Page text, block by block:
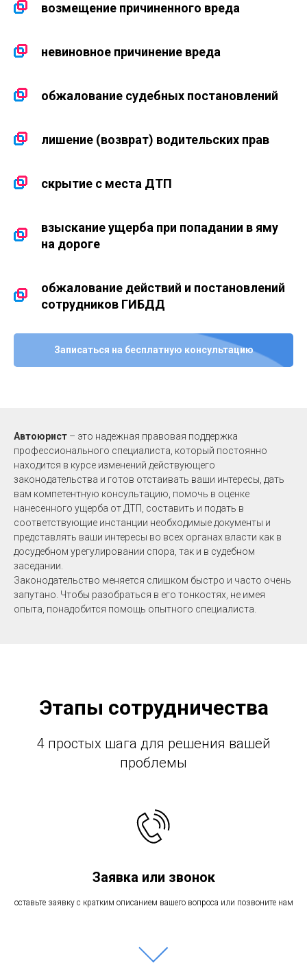
возмещение причиненного вреда
невиновное причинение вреда
обжалование судебных постановлений
лишение (возврат) водительских прав
скрытие с места ДТП
взыскание ущерба при попадании в яму
на дороге
обжалование действий и постановлений
сотрудников ГИБДД
Записаться на бесплатную консультацию
Автоюрист – это надежная правовая поддержка
профессионального специалиста, который постоянно
находится в курсе изменений действующего
законодательства и готов отстаивать ваши интересы, дать
вам компетентную консультацию, помочь в оценке
нанесенного ущерба от ДТП, составить и подать в
соответствующие инстанции необходимые документы и
представлять ваши интересы во всех органах власти как в
досудебном урегулировании спора, так и в судебном
заседании.
Законодательство меняется слишком быстро и часто очень
запутано. Чтобы разобраться в его тонкостях, не имея
опыта, понадобится помощь опытного специалиста.
Этапы сотрудничества
4 простых шага для решения вашей
проблемы
Заявка или звонок
оставьте заявку с кратким описанием вашего вопроса или позвоните нам